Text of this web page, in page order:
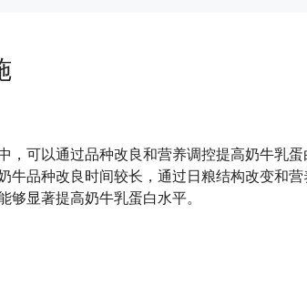
，可以通过品种改良和营养调控提高奶牛乳蛋
牛品种改良时间较长，通过日粮结构改变和营
够显著提高奶牛乳蛋白水平。